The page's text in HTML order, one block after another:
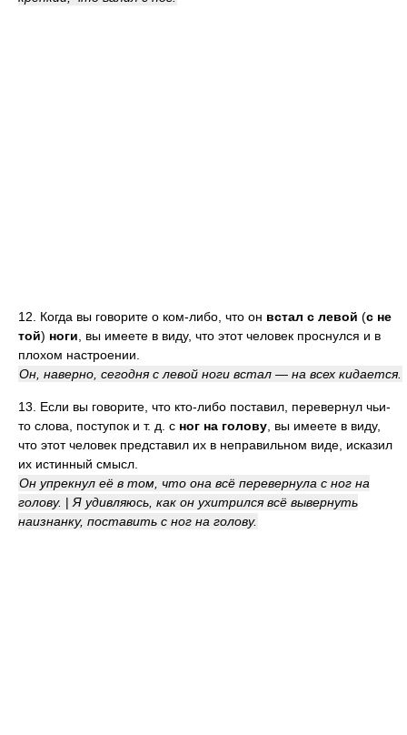
12. Когда вы говорите о ком-либо, что он встал с левой (с не
той) ноги , вы имеете в виду, что этот человек проснулся и в
плохом настроении.
Он, наверно, сегодня с левой ноги встал — на всех кидается.
13. Если вы говорите, что кто-либо поставил, перевернул чьи-
то слова, поступок и т. д. с ног на голову , вы имеете в виду,
что этот человек представил их в неправильном виде, исказил
их истинный смысл.
Он упрекнул её в том, что она всё перевернула с ног на
голову. | Я удивляюсь, как он ухитрился всё вывернуть
наизнанку, поставить с ног на голову.